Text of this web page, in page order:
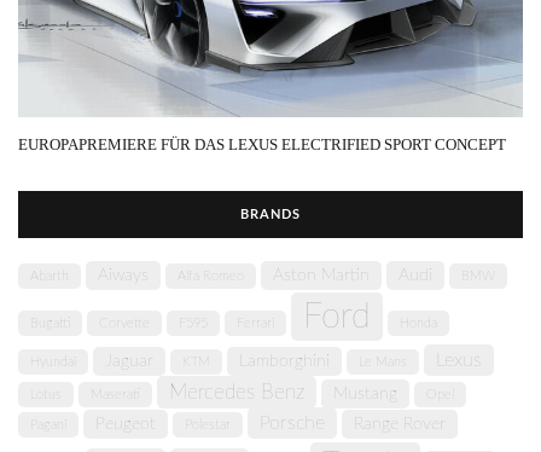
EUROPAPREMIERE FÜR DAS LEXUS ELECTRIFIED SPORT CONCEPT
BRANDS
Abarth Aiways Alfa Romeo Aston Martin Audi BMW
Bugatti Ford
Jaguar Lamborghini Lexus
Mercedes Benz Mustang
Pagani Peugeot Porsche Range Rover